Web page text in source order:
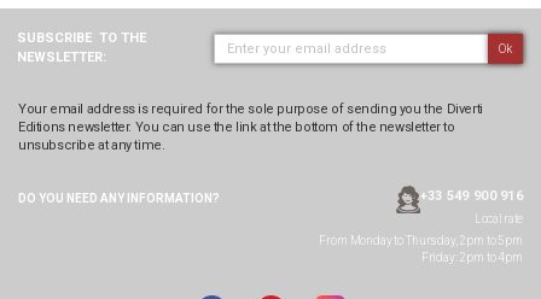
SUBSCRIBE TO THE
NEWSLETTER:
Ok
Your email address is required for the sole purpose of sending you the Diverti
Editions newsletter. You can use the link at the bottom of the newsletter to
unsubscribe at any time.
DO YOU NEED ANY INFORMATION? +33 549 900 916
Local rate
From Monday to Thursday, 2pm to 5pm
Friday: 2pm to 4pm